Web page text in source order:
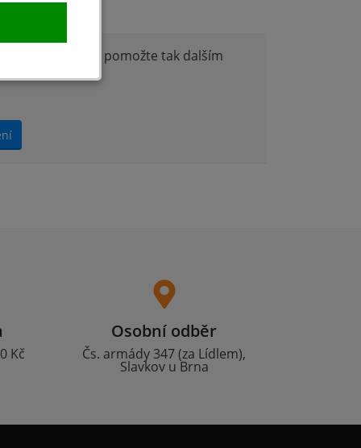
produktu a pomožte tak dalším
Kč
Osobní odběr
Čs. armády 347 (za Lídlem),
Slavkov u Brna